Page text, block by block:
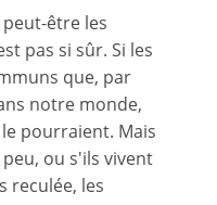
être les
pas si sûr. Si les
que, par
notre monde,
pourraient. Mais
ou s'ils vivent
reculée, les